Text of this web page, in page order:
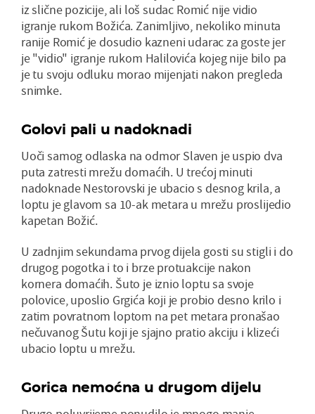
iz slične pozicije, ali loš sudac Romić nije vidio
igranje rukom Božića. Zanimljivo, nekoliko minuta
ranije Romić je dosudio kazneni udarac za goste jer
je "vidio" igranje rukom Halilovića kojeg nije bilo pa
je tu svoju odluku morao mijenjati nakon pregleda
snimke.
Golovi pali u nadoknadi
Uoči samog odlaska na odmor Slaven je uspio dva
puta zatresti mrežu domaćih. U trećoj minuti
nadoknade Nestorovski je ubacio s desnog krila, a
loptu je glavom sa 10-ak metara u mrežu proslijedio
kapetan Božić.
U zadnjim sekundama prvog dijela gosti su stigli i do
drugog pogotka i to i brze protuakcije nakon
kornera domaćih. Šuto je iznio loptu sa svoje
polovice, uposlio Grgića koji je probio desno krilo i
zatim povratnom loptom na pet metara pronašao
nečuvanog Šutu koji je sjajno pratio akciju i klizeći
ubacio loptu u mrežu.
Gorica nemoćna u drugom dijelu